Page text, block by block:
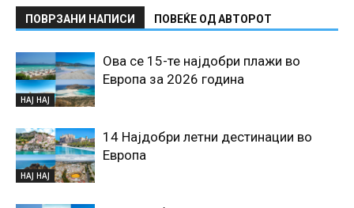
ПОВРЗАНИ НАПИСИ ПОВЕЌЕ ОД АВТОРОТ
НАЈ НАЈ
Ова се 15-те најдобри плажи во
Европа за 2026 година
НАЈ НАЈ
14 Најдобри летни дестинации во
Европа